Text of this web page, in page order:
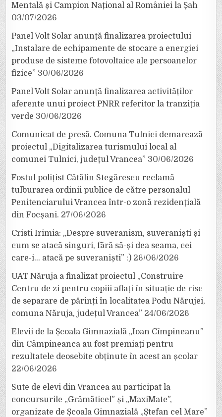
Mentală și Campion Național al României la Șah
03/07/2026
Panel Volt Solar anunță finalizarea proiectului
„Instalare de echipamente de stocare a energiei
produse de sisteme fotovoltaice ale persoanelor
fizice” 30/06/2026
Panel Volt Solar anunță finalizarea activităților
aferente unui proiect PNRR referitor la tranziția
verde 30/06/2026
Comunicat de presă. Comuna Tulnici demarează
proiectul „Digitalizarea turismului local al
comunei Tulnici, județul Vrancea” 30/06/2026
Fostul polițist Cătălin Stegărescu reclamă
tulburarea ordinii publice de către personalul
Penitenciarului Vrancea într-o zonă rezidențială
din Focșani. 27/06/2026
Cristi Irimia: „Despre suveranism, suveraniști și
cum se atacă singuri, fără să-și dea seama, cei
care-i… atacă pe suveraniști” :) 26/06/2026
UAT Năruja a finalizat proiectul „Construire
Centru de zi pentru copiii aflați în situație de risc
de separare de părinți în localitatea Podu Nărujei,
comuna Năruja, județul Vrancea” 24/06/2026
Elevii de la Școala Gimnazială „Ioan Cîmpineanu”
din Câmpineanca au fost premiați pentru
rezultatele deosebite obținute în acest an școlar
22/06/2026
Sute de elevi din Vrancea au participat la
concursurile „Grămăticel” și „MaxiMate”,
organizate de Școala Gimnazială „Ștefan cel Mare”